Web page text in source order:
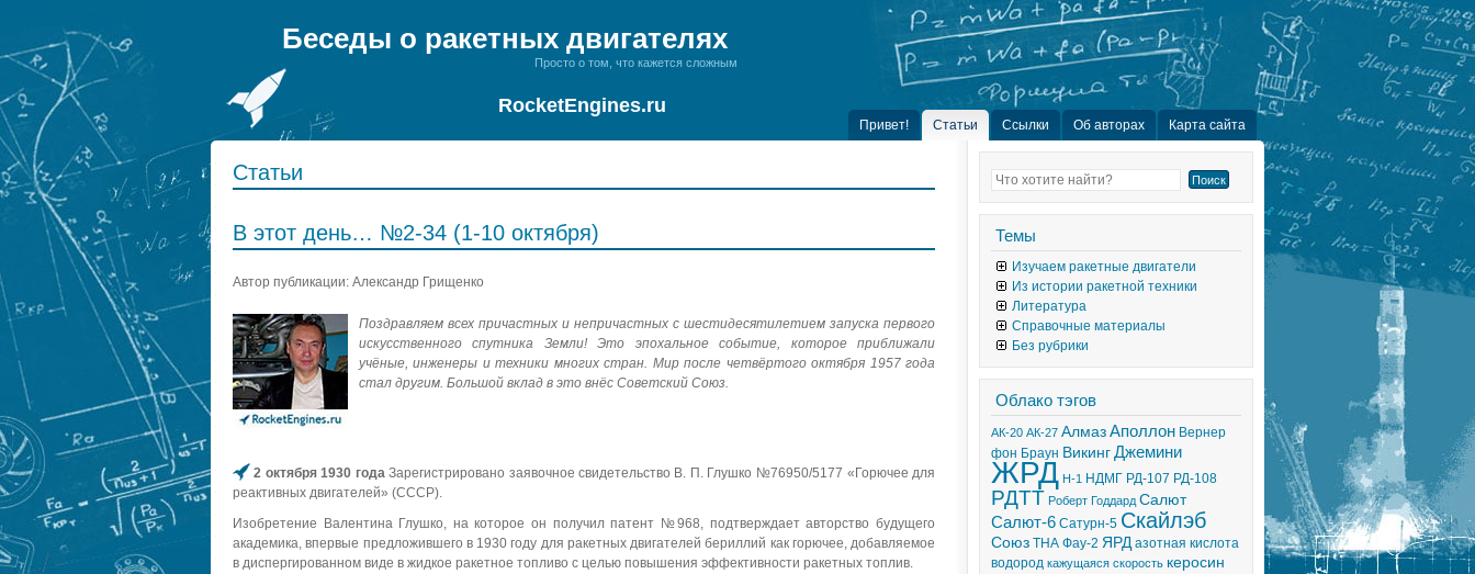
Беседы о ракетных двигателях
Просто о том, что кажется сложным
RocketEngines.ru
Привет! Статьи Ссылки Об авторах Карта сайта
Статьи
В этот день… №2-34 (1-10 октября)
Автор публикации: Александр Грищенко
Поздравляем всех причастных и непричастных с шестидесятилетием запуска первого
искусственного спутника Земли! Это эпохальное событие, которое приближали
учёные, инженеры и техники многих стран. Мир после четвёртого октября 1957 года
стал другим. Большой вклад в это внёс Советский Союз.
2 октября 1930 годаЗарегистрировано заявочное свидетельство В. П. Глушко №76950/5177 «Горючее для
реактивных двигателей» (СССР).
Изобретение Валентина Глушко, на которое он получил патент №968, подтверждает авторство будущего
академика, впервые предложившего в 1930 году для ракетных двигателей бериллий как горючее, добавляемое
в диспергированном виде в жидкое ракетное топливо с целью повышения эффективности ракетных топлив.
Темы
Изучаем ракетные двигатели
Из истории ракетной техники
Литература
Справочные материалы
Без рубрики
Облако тэгов
АК-20 АК-27 Алмаз Аполлон Вернер
фон Браун Викинг Джемини
ЖРД Н-1 НДМГ РД-107 РД-108
РДТТ Роберт Годдард Салют
Салют-6 Сатурн-5 Скайлэб
Союз ТНА Фау-2 ЯРД азотная кислота
водород кажущаяся скорость керосин